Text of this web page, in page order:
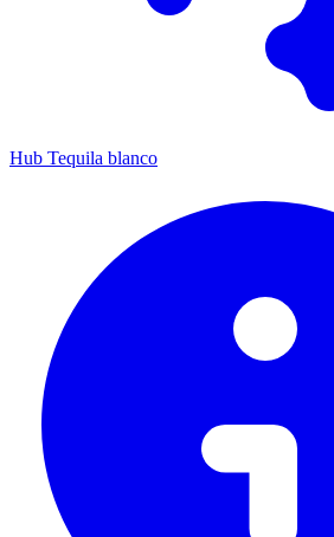
Hub Tequila blanco